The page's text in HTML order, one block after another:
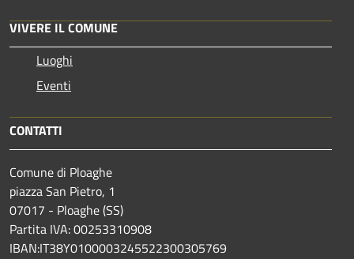
VIVERE IL COMUNE
Luoghi
Eventi
CONTATTI
Comune di Ploaghe
piazza San Pietro, 1
07017 - Ploaghe (SS)
Partita IVA: 00253310908
IBAN:IT38Y0100003245522300305769